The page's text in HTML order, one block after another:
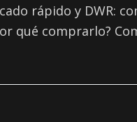
rápido y DWR:
qué comprarlo?